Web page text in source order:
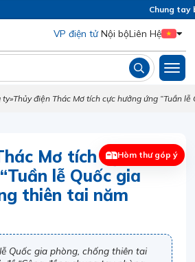
Chung tay
VP điện tử Nội bộLiên Hệ
ty»Thủy điện Thác Mơ tích cực hưởng ứng “Tuần
Mơ tích cực
lễ Quốc gia
thiên tai năm
Quốc gia phòng, chống thiên tai
Hòm thư góp ý